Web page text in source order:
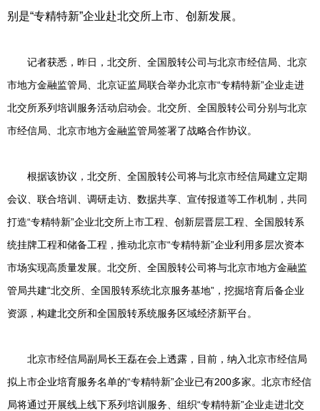
别是“专精特新”企业赴北交所上市、创新发展。
记者获悉，昨日，北交所、全国股转公司与北京市经信局、北京
市地方金融监管局、北京证监局联合举办北京市“专精特新”企业走进
北交所系列培训服务活动启动会。北交所、全国股转公司分别与北京
市经信局、北京市地方金融监管局签署了战略合作协议。
根据该协议，北交所、全国股转公司将与北京市经信局建立定期
会议、联合培训、调研走访、数据共享、宣传报道等工作机制，共同
打造“专精特新”企业北交所上市工程、创新层晋层工程、全国股转系
统挂牌工程和储备工程，推动北京市“专精特新”企业利用多层次资本
市场实现高质量发展。北交所、全国股转公司将与北京市地方金融监
管局共建“北交所、全国股转系统北京服务基地”，挖掘培育后备企业
资源，构建北交所和全国股转系统服务区域经济新平台。
北京市经信局副局长王磊在会上透露，目前，纳入北京市经信局
拟上市企业培育服务名单的“专精特新”企业已有200多家。北京市经信
局将通过开展线上线下系列培训服务、组织“专精特新”企业走进北交